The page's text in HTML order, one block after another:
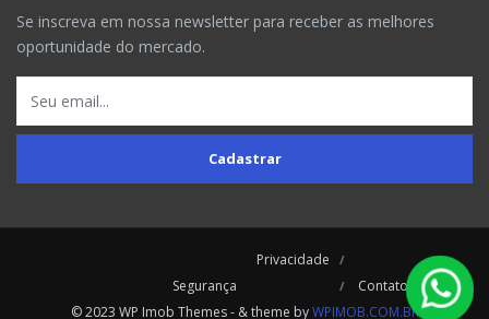
Se inscreva em nossa newsletter para receber as melhores
oportunidade do mercado.
Cadastrar
© 2023 WP Imob Themes - & theme byWPIMOB.COM.BR
Privacidade
Segurança
Contatos